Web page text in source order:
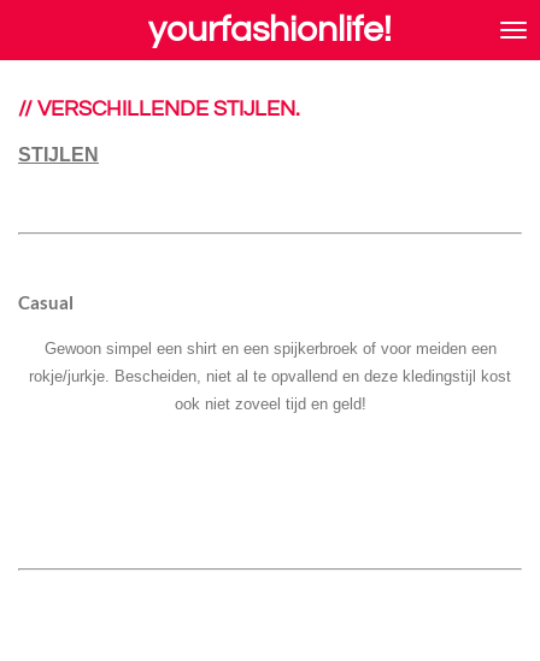
de
yourfashionlife!
// VERSCHILLENDE STIJLEN.
STIJLEN
Casual
Gewoon simpel een shirt en een spijkerbroek of voor meiden een
rokje/jurkje. Bescheiden, niet al te opvallend en deze kledingstijl kost
ook niet zoveel tijd en geld!